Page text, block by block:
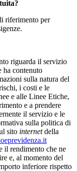
riferimento per
riguarda il servizio
ha contenuto
sulla natura del
i costi e le
e alle Linee Etiche,
e a prendere
il servizio e le
sulla politica di
sito internetdella
il rendimento che ne
e, al momento del
inferiore rispetto